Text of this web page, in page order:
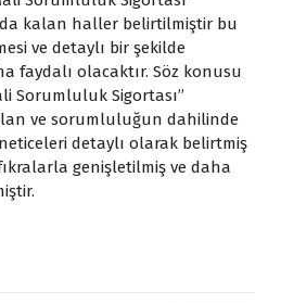
kalan haller belirtilmiştir bu
ve detaylı bir şekilde
faydalı olacaktır. Söz konusu
Sorumluluk Sigortası’’
ve sorumluluğun dahilinde
detaylı olarak belirtmiş
genişletilmiş ve daha